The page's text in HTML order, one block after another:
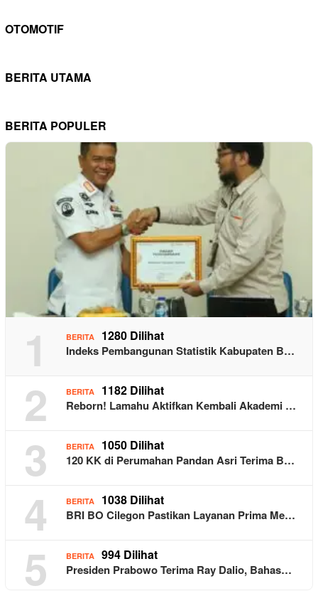
OTOMOTIF
BERITA UTAMA
BERITA POPULER
1 BERITA 1280 Dilihat
Indeks Pembangunan Statistik Kabupaten B…
2 BERITA 1182 Dilihat
Reborn! Lamahu Aktifkan Kembali Akademi …
3 BERITA 1050 Dilihat
120 KK di Perumahan Pandan Asri Terima B…
4 BERITA 1038 Dilihat
BRI BO Cilegon Pastikan Layanan Prima Me…
5 BERITA 994 Dilihat
Presiden Prabowo Terima Ray Dalio, Bahas…